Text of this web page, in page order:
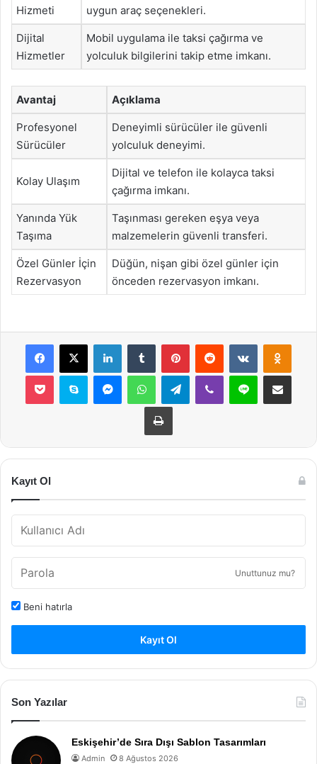
Hizmeti
uygun araç seçenekleri.
Dijital
Hizmetler
Mobil uygulama ile taksi çağırma ve
yolculuk bilgilerini takip etme imkanı.
Avantaj Açıklama
Profesyonel
Sürücüler
Deneyimli sürücüler ile güvenli
yolculuk deneyimi.
Kolay Ulaşım
Dijital ve telefon ile kolayca taksi
çağırma imkanı.
Yanında Yük
Taşıma
Taşınması gereken eşya veya
malzemelerin güvenli transferi.
Özel Günler İçin
Rezervasyon
Düğün, nişan gibi özel günler için
önceden rezervasyon imkanı.
Facebook
X LinkedInTumblr PinterestReddit VKontakte
Pocket Skype MessengerWhatsAppTelegramViber Line E-Posta ile
Yazdır
Kayıt Ol
Unuttunuz mu?
Beni hatırla
Kayıt Ol
Son Yazılar
Eskişehir’de Sıra Dışı Sablon Tasarımları
Admin 8 Ağustos 2026